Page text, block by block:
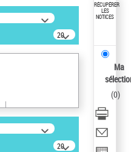
20
résultats/page
20
RÉCUPÉRER
LES
NOTICES
Ma
(0)